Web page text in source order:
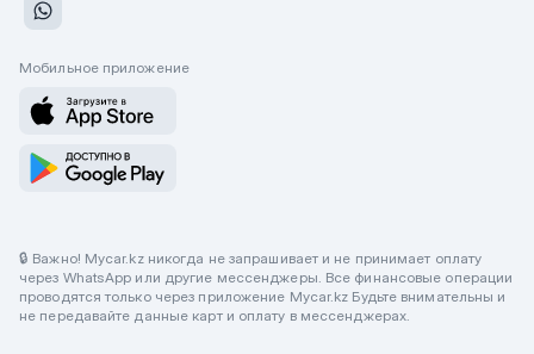
Мобильное приложение
🔒 Важно! Mycar.kz никогда не запрашивает и не принимает оплату
через WhatsApp или другие мессенджеры. Все финансовые операции
проводятся только через приложение Mycar.kz Будьте внимательны и
не передавайте данные карт и оплату в мессенджерах.